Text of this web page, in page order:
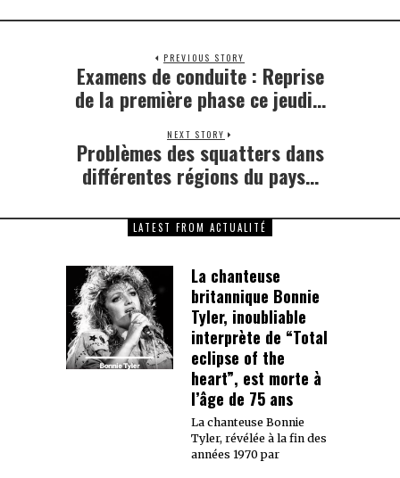
PREVIOUS STORY
Previous
post:
Examens de conduite : Reprise
de la première phase ce jeudi…
NEXT STORY
Next
post:
Problèmes des squatters dans
différentes régions du pays…
LATEST FROM ACTUALITÉ
La chanteuse
britannique Bonnie
Tyler, inoubliable
interprète de “Total
eclipse of the
heart”, est morte à
l’âge de 75 ans
La chanteuse Bonnie
Tyler, révélée à la fin des
années 1970 par